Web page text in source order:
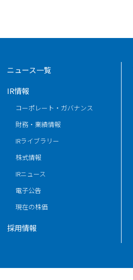
ニュース一覧
IR情報
コーポレート・ガバナンス
財務・業績情報
IRライブラリー
株式情報
IRニュース
電子公告
現在の株価
採用情報